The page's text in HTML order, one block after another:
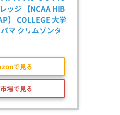
ッジ 【NCAA HIB
】 COLLEGE 大学
マ クリムゾンタ
で見る
場で見る